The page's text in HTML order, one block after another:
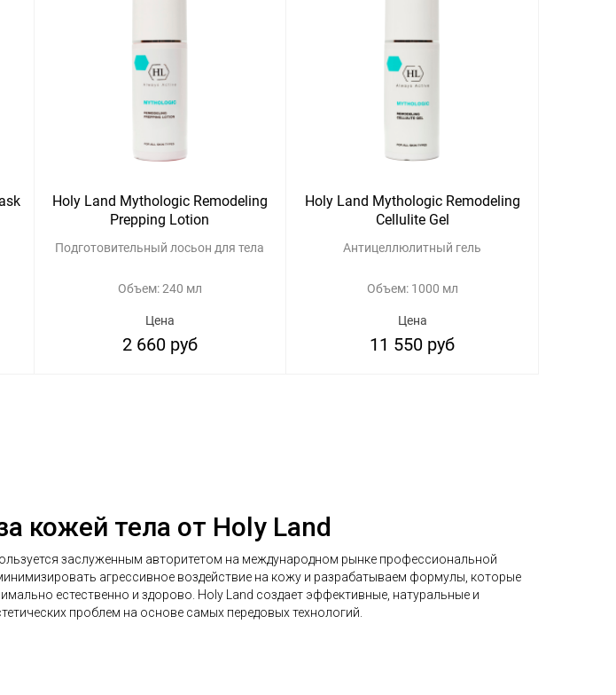
Holy Land Mythologic Remodeling
Prepping Lotion
Подготовительный лосьон для тела
Объем: 240 мл
Цена
2 660 руб
Holy Land Mythologic Remodeling
Cellulite Gel
Антицеллюлитный гель
Объем: 1000 мл
Цена
11 550 руб
кожей тела от Holy Land
заслуженным авторитетом на международном рынке профессиональной
агрессивное воздействие на кожу и разрабатываем формулы, которые
естественно и здорово. Holy Land создает эффективные, натуральные и
проблем на основе самых передовых технологий.